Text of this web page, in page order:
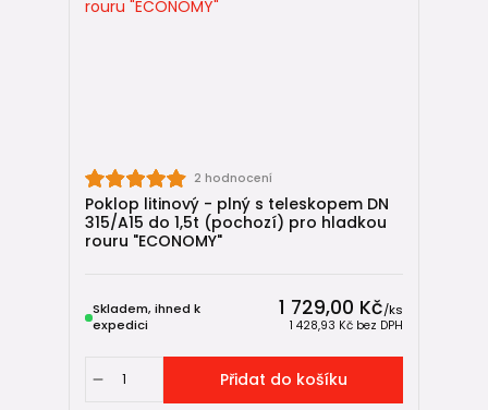
2 hodnocení
Poklop litinový - plný s teleskopem DN
315/A15 do 1,5t (pochozí) pro hladkou
rouru "ECONOMY"
1 729,00 Kč/ks
1 428,93 Kč bez DPH
Skladem, ihned k
expedici
Přidat do košíku